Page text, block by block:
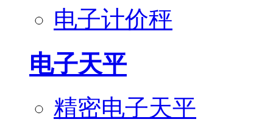
电子计价秤
电子天平
精密电子天平